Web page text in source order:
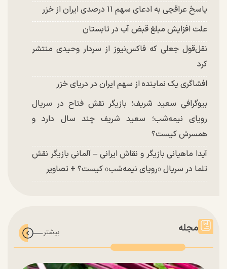
پاسخ عراقچی به ادعای سهم ۱۱ درصدی ایران از خزر
علت افزایش مبلغ قبض آب در تابستان
نقل‌قول جعلی که فاکس‌نیوز از سردار وحیدی منتشر
کرد
افشاگری یک نماینده از سهم ایران در دریای خزر
بیوگرافی سعید شریف؛ بازیگر نقش فتاح در سریال
رویای نیمه‌شب؛ سعید شریف چند سال دارد و
همسرش کیست؟
آیدا ماهیانی بازیگر و نقاش ایرانی – آلمانی بازیگر نقش
تلما در سریال «رویای نیمه‌شب» کیست؟ + تصاویر
مجله